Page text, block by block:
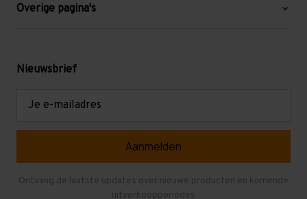
Blog
Levering en afhalen
Overige pagina's
Mezzanine
Gebruikte entresolvloeren
Nieuwsbrief
Ontvang de laatste updates over nieuwe producten en komende
uitverkoopperiodes